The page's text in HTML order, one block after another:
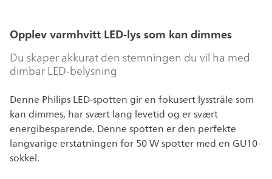
Opplev varmhvitt LED-lys som kan dimmes
Du skaper akkurat den stemningen du vil ha med
dimbar LED-belysning
Denne Philips LED-spotten gir en fokusert lysstråle som
kan dimmes, har svært lang levetid og er svært
energibesparende. Denne spotten er den perfekte
langvarige erstatningen for 50 W spotter med en GU10-
sokkel.